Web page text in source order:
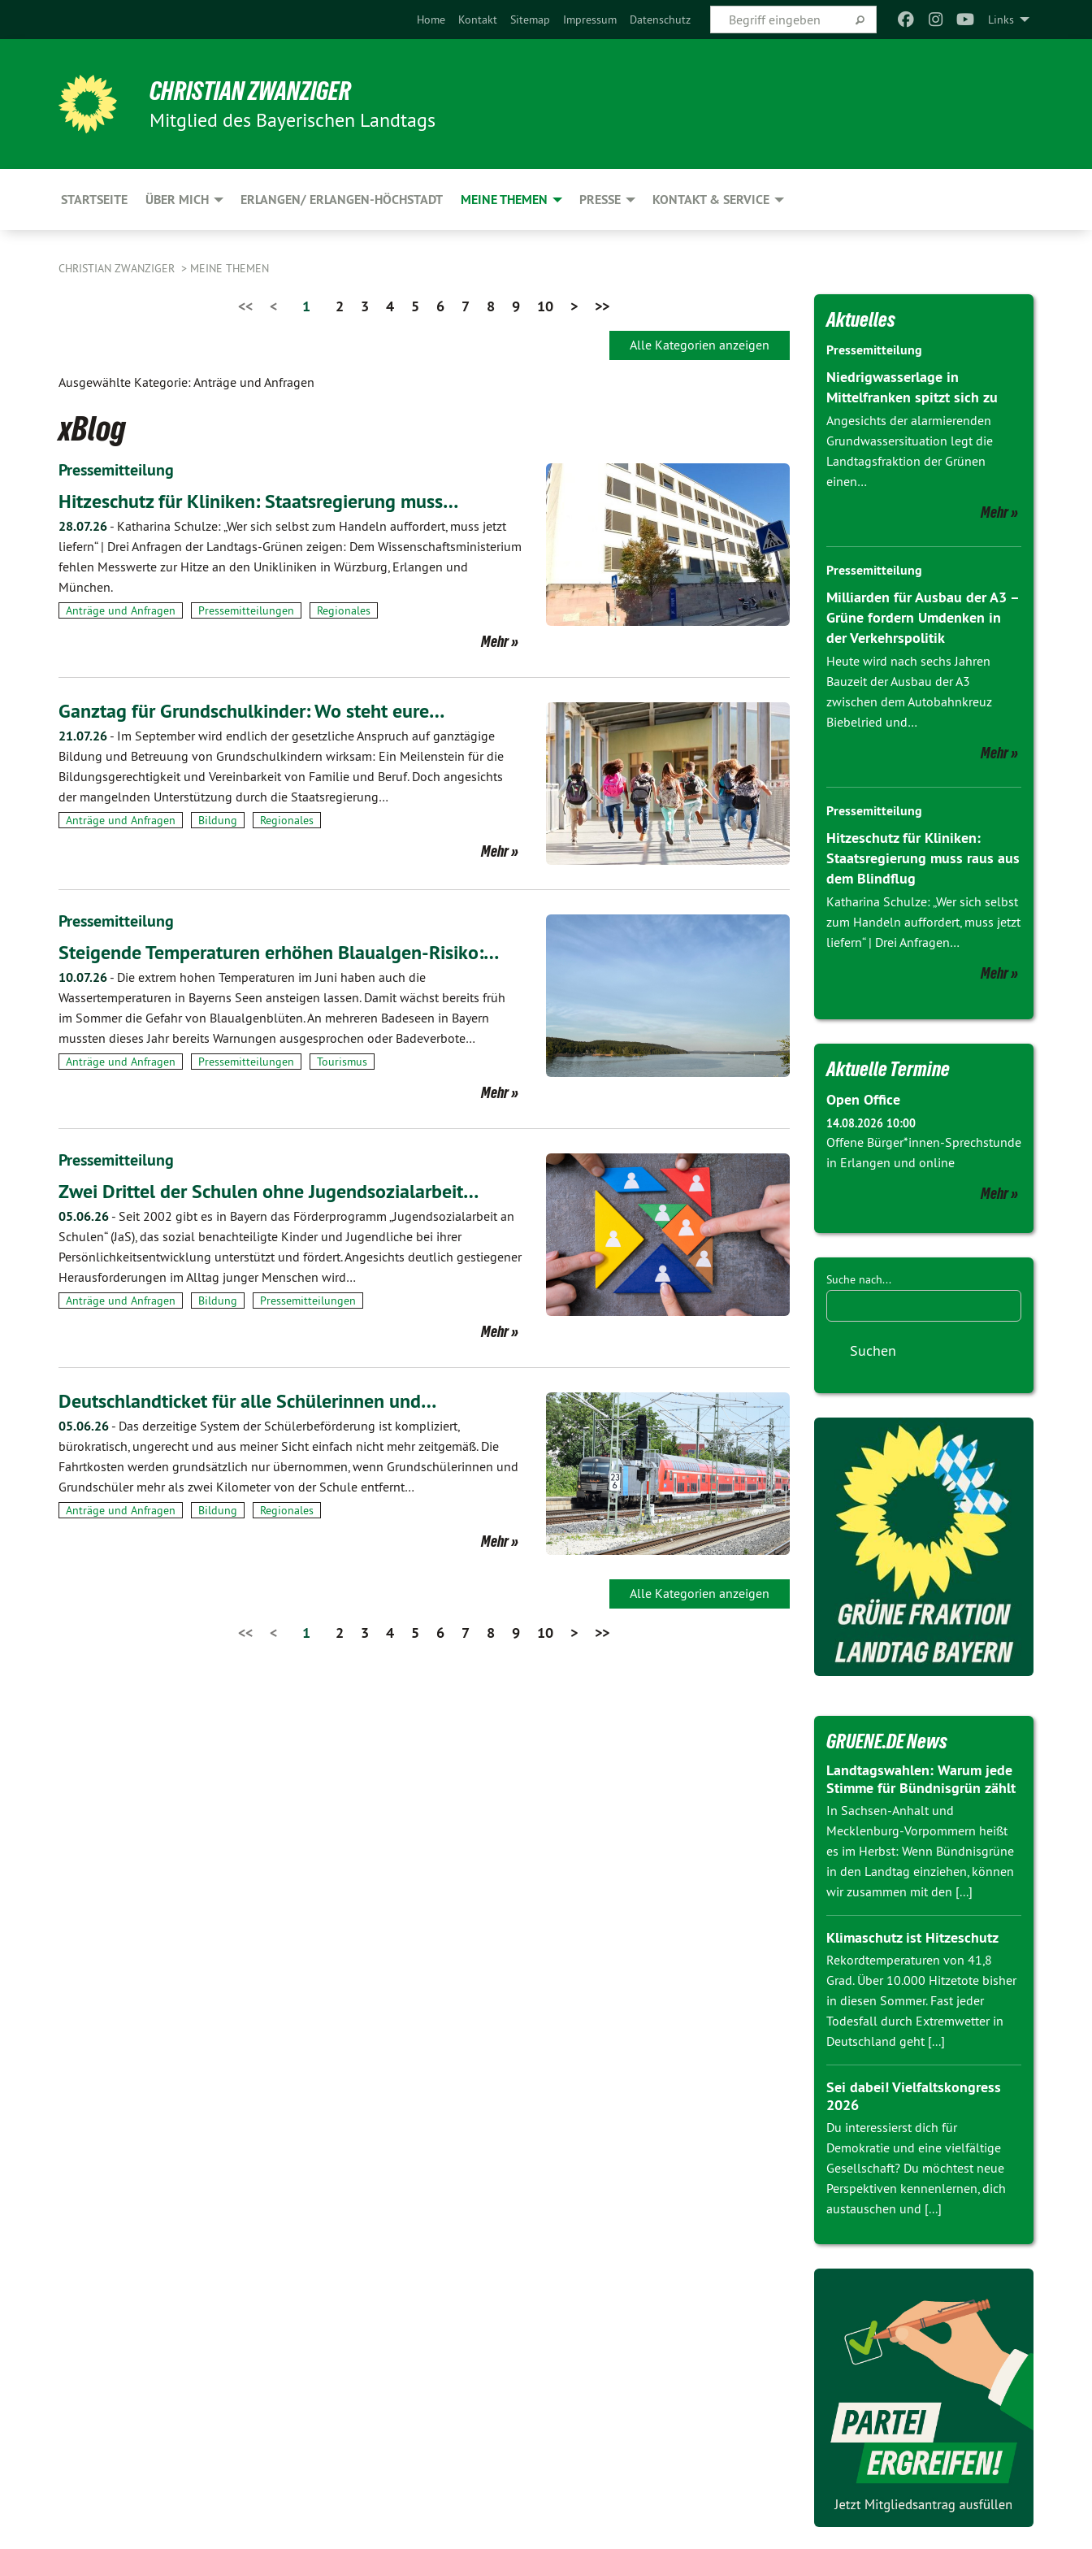
Links
Home Kontakt Sitemap Impressum Datenschutz
CHRISTIAN ZWANZIGER
Mitglied des Bayerischen Landtags
STARTSEITE ÜBER MICH ERLANGEN/ ERLANGEN-HÖCHSTADT MEINE THEMEN PRESSE KONTAKT & SERVICE
CHRISTIAN ZWANZIGER MEINE THEMEN
<< < 1 2 3 4 5 6 7 8 9 10 > >>
Alle Kategorien anzeigen
Ausgewählte Kategorie: Anträge und Anfragen
xBlog
Pressemitteilung
Hitzeschutz für Kliniken: Staatsregierung muss…
28.07.26 - Katharina Schulze: „Wer sich selbst zum Handeln auffordert, muss jetzt
liefern“ | Drei Anfragen der Landtags-Grünen zeigen: Dem Wissenschaftsministerium
fehlen Messwerte zur Hitze an den Unikliniken in Würzburg, Erlangen und
München.
Anträge und Anfragen Pressemitteilungen Regionales
Mehr
Ganztag für Grundschulkinder: Wo steht eure…
21.07.26 - Im September wird endlich der gesetzliche Anspruch auf ganztägige
Bildung und Betreuung von Grundschulkindern wirksam: Ein Meilenstein für die
Bildungsgerechtigkeit und Vereinbarkeit von Familie und Beruf. Doch angesichts
der mangelnden Unterstützung durch die Staatsregierung…
Anträge und Anfragen Bildung Regionales
Mehr
Pressemitteilung
Steigende Temperaturen erhöhen Blaualgen-Risiko:…
10.07.26 - Die extrem hohen Temperaturen im Juni haben auch die
Wassertemperaturen in Bayerns Seen ansteigen lassen. Damit wächst bereits früh
im Sommer die Gefahr von Blaualgenblüten. An mehreren Badeseen in Bayern
mussten dieses Jahr bereits Warnungen ausgesprochen oder Badeverbote…
Anträge und Anfragen Pressemitteilungen Tourismus
Mehr
Pressemitteilung
Zwei Drittel der Schulen ohne Jugendsozialarbeit…
05.06.26 - Seit 2002 gibt es in Bayern das Förderprogramm „Jugendsozialarbeit an
Schulen“ (JaS), das sozial benachteiligte Kinder und Jugendliche bei ihrer
Persönlichkeitsentwicklung unterstützt und fördert. Angesichts deutlich gestiegener
Herausforderungen im Alltag junger Menschen wird…
Anträge und Anfragen Bildung Pressemitteilungen
Mehr
Deutschlandticket für alle Schülerinnen und…
05.06.26 - Das derzeitige System der Schülerbeförderung ist kompliziert,
bürokratisch, ungerecht und aus meiner Sicht einfach nicht mehr zeitgemäß. Die
Fahrtkosten werden grundsätzlich nur übernommen, wenn Grundschülerinnen und
Grundschüler mehr als zwei Kilometer von der Schule entfernt…
Anträge und Anfragen Bildung Regionales
Mehr
Alle Kategorien anzeigen
<< < 1 2 3 4 5 6 7 8 9 10 > >>
Aktuelles
Pressemitteilung
Niedrigwasserlage in
Mittelfranken spitzt sich zu
Angesichts der alarmierenden
Grundwassersituation legt die
Landtagsfraktion der Grünen
einen…
Mehr
Pressemitteilung
Milliarden für Ausbau der A3 –
Grüne fordern Umdenken in
der Verkehrspolitik
Heute wird nach sechs Jahren
Bauzeit der Ausbau der A3
zwischen dem Autobahnkreuz
Biebelried und…
Mehr
Pressemitteilung
Hitzeschutz für Kliniken:
Staatsregierung muss raus aus
dem Blindflug
Katharina Schulze: „Wer sich selbst
zum Handeln auffordert, muss jetzt
liefern“ | Drei Anfragen…
Mehr
Aktuelle Termine
Open Office
14.08.2026 10:00
Offene Bürger*innen-Sprechstunde
in Erlangen und online
Mehr
Suche nach...
GRUENE.DE News
Landtagswahlen: Warum jede
Stimme für Bündnisgrün zählt
In Sachsen-Anhalt und
Mecklenburg-Vorpommern heißt
es im Herbst: Wenn Bündnisgrüne
in den Landtag einziehen, können
wir zusammen mit den [...]
Klimaschutz ist Hitzeschutz
Rekordtemperaturen von 41,8
Grad. Über 10.000 Hitzetote bisher
in diesen Sommer. Fast jeder
Todesfall durch Extremwetter in
Deutschland geht [...]
Sei dabei! Vielfaltskongress
2026
Du interessierst dich für
Demokratie und eine vielfältige
Gesellschaft? Du möchtest neue
Perspektiven kennenlernen, dich
austauschen und [...]